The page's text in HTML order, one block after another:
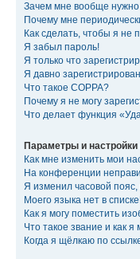
Зачем мне вообще нужно
Почему мне
Как сделать, чтобы я не
Я забыл пароль!
Я только что
Я давно
Что такое COPPA?
Почему я не могу
Что делает функция
Параметры и
Как мне изменить мои
На конференции
Я изменил часовой
Моего языка нет в
Как я могу поместить
Что такое звание и как я
Когда я щёлкаю по